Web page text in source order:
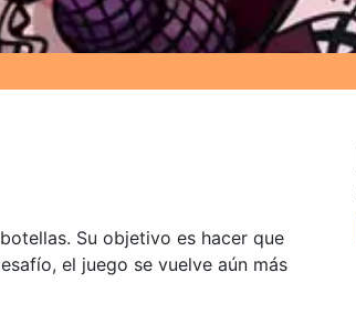
Su objetivo es hacer que
el juego se vuelve aún más